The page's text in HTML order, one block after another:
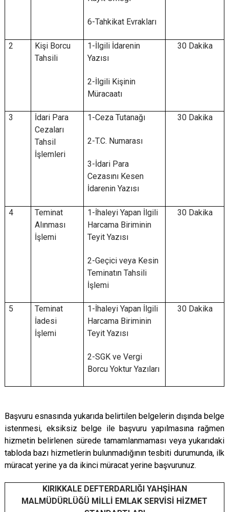
6-Tahkikat Evrakları
2
Kişi Borcu
Tahsili
1-İlgili İdarenin
Yazısı
2-İlgili Kişinin
Müracaatı
30 Dakika
3
İdari Para
Cezaları
Tahsil
İşlemleri
1-Ceza Tutanağı
2-T.C. Numarası
3-İdari Para
Cezasını Kesen
İdarenin Yazısı
30 Dakika
4
Teminat
Alınması
İşlemi
1-İhaleyi Yapan İlgili
Harcama Biriminin
Teyit Yazısı
2-Geçici veya Kesin
Teminatın Tahsili
İşlemi
30 Dakika
5
Teminat
İadesi
İşlemi
1-İhaleyi Yapan İlgili
Harcama Biriminin
Teyit Yazısı
2-SGK ve Vergi
Borcu Yoktur Yazıları
30 Dakika
Başvuru esnasında yukarıda belirtilen belgelerin dışında belge
istenmesi, eksiksiz belge ile başvuru yapılmasına rağmen
hizmetin belirlenen sürede tamamlanmaması veya yukarıdaki
tabloda bazı hizmetlerin bulunmadığının tesbiti durumunda, ilk
müracat yerine ya da ikinci müracat yerine başvurunuz.
KIRIKKALE DEFTERDARLIĞI YAHŞİHAN
MALMÜDÜRLÜĞÜ MİLLİ EMLAK SERVİSİ HİZMET